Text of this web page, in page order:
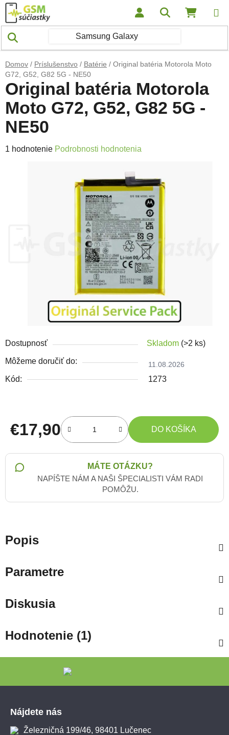
Prejsť na obsah Hľadať
Domov / Príslušenstvo / Batérie / Original batéria Motorola Moto
G72, G52, G82 5G - NE50
Dostupnosť Skladom (>2 ks)
Môžeme doručiť do: 11.08.2026
Kód: 1273
€17,90
Jednotková cena:
DO KOŠÍKA
MÁTE OTÁZKU?
NAPÍŠTE NÁM A NAŠI ŠPECIALISTI VÁM RADI
POMÔŽU.
Original batéria Motorola
Moto G72, G52, G82 5G -
NE50
Priemerné hodnotenie produktu je 5,0 z 5 hviezdičiek.
1 hodnotenie Podrobnosti hodnotenia
Popis
Parametre
Diskusia
Hodnotenie (1)
Nájdete nás
Železničná 199/46, 98401 Lučenec